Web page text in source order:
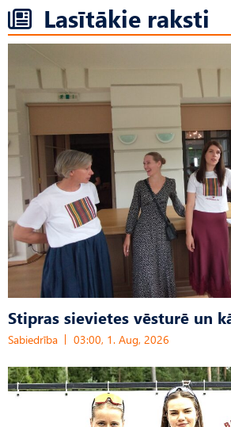
Lasītākie raksti
Stipras sievietes vēsturē un
Sabiedrība 03:00, 1. Aug, 2026